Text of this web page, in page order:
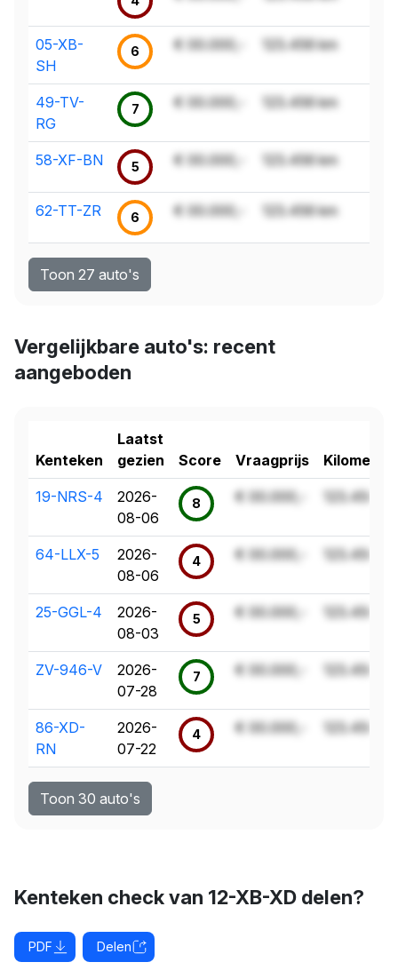
05-XB-
SH
6 € 00.000,- 123.456 km
49-TV-
RG
7 € 00.000,- 123.456 km
58-XF-BN 5 € 00.000,- 123.456 km
62-TT-ZR 6 € 00.000,- 123.456 km
Toon 27 auto's
Vergelijkbare auto's: recent
aangeboden
Kenteken
Laatst
gezien
Score Vraagprijs
19-NRS-4
2026-
08-06
8 € 00.000,- 123.456 km
64-LLX-5
2026-
08-06
4 € 00.000,- 123.456 km
25-GGL-4
2026-
08-03
5 € 00.000,- 123.456 km
ZV-946-V
2026-
07-28
7 € 00.000,- 123.456 km
86-XD-
RN
2026-
07-22
4 € 00.000,- 123.456 km
Toon 30 auto's
Kenteken check van 12-XB-XD delen?
PDF Delen